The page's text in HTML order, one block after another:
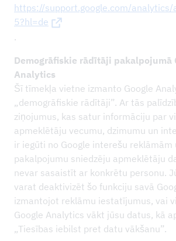
https://support.google.com/
5?hl=de
.
Demogrāfiskie rādītāji pakalpojumā
Analytics
Šī tīmekļa vietne izmanto Google
„demogrāfiskie rādītāji”. Ar tās
ziņojumus, kas satur informāciju par
apmeklētāju vecumu, dzimumu un
ir iegūti no Google interešu reklāmām
pakalpojumu sniedzēju apmeklētāju
nevar sasaistīt ar konkrētu personu.
varat deaktivizēt šo funkciju savā
izmantojot reklāmu iestatījumus, vai
Google Analytics vākt jūsu datus, kā
„Tiesības iebilst pret datu vākšanu”.